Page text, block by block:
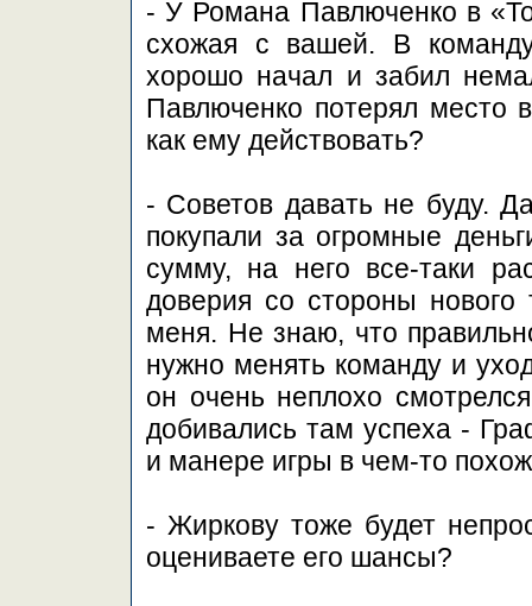
- У Романа Павлюченко в
схожая с вашей. В
хорошо начал и забил
Павлюченко потерял место
как ему действовать?
- Советов давать не буду.
покупали за огромные
сумму, на него все-таки
доверия со стороны
меня. Не знаю, что
нужно менять команду и
он очень неплохо
добивались там успеха -
и манере игры в чем-то
- Жиркову тоже будет
оцениваете его шансы?